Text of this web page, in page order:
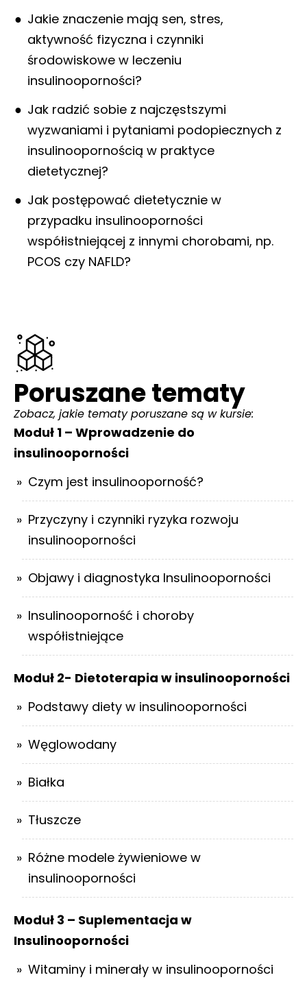
Jakie znaczenie mają sen, stres,
aktywność fizyczna i czynniki
środowiskowe w leczeniu
insulinooporności?
Jak radzić sobie z najczęstszymi
wyzwaniami i pytaniami podopiecznych z
insulinoopornością w praktyce
dietetycznej?
Jak postępować dietetycznie w
przypadku insulinooporności
współistniejącej z innymi chorobami, np.
PCOS czy NAFLD?
Poruszane tematy
Zobacz, jakie tematy poruszane są w kursie:
Moduł 1 – Wprowadzenie do
insulinooporności
Czym jest insulinooporność?
Przyczyny i czynniki ryzyka rozwoju
insulinooporności
Objawy i diagnostyka Insulinooporności
Insulinooporność i choroby
współistniejące
Moduł 2- Dietoterapia w insulinooporności
Podstawy diety w insulinooporności
Węglowodany
Białka
Tłuszcze
Różne modele żywieniowe w
insulinooporności
Moduł 3 – Suplementacja w
Insulinooporności
Witaminy i minerały w insulinooporności